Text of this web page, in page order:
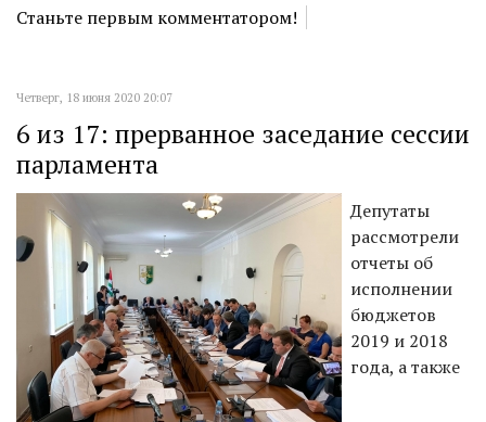
Станьте первым комментатором!
Четверг, 18 июня 2020 20:07
6 из 17: прерванное заседание сессии
парламента
Депутаты
рассмотрели
отчеты об
исполнении
бюджетов
2019 и 2018
года, а также